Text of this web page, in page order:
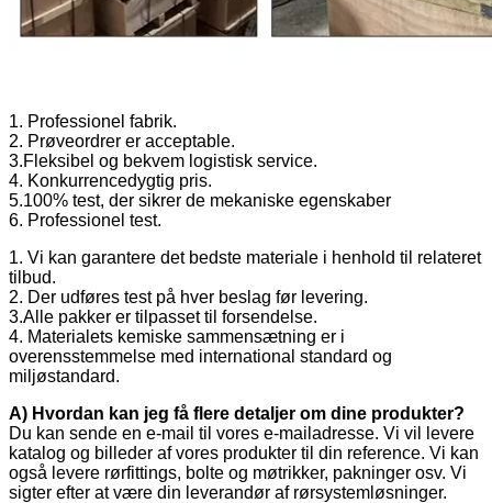
1. Professionel fabrik.
2. Prøveordrer er acceptable.
3.Fleksibel og bekvem logistisk service.
4. Konkurrencedygtig pris.
5.100% test, der sikrer de mekaniske egenskaber
6. Professionel test.
1. Vi kan garantere det bedste materiale i henhold til relateret
tilbud.
2. Der udføres test på hver beslag før levering.
3.Alle pakker er tilpasset til forsendelse.
4. Materialets kemiske sammensætning er i
overensstemmelse med international standard og
miljøstandard.
A) Hvordan kan jeg få flere detaljer om dine produkter?
Du kan sende en e-mail til vores e-mailadresse. Vi vil levere
katalog og billeder af vores produkter til din reference. Vi kan
også levere rørfittings, bolte og møtrikker, pakninger osv. Vi
sigter efter at være din leverandør af rørsystemløsninger.